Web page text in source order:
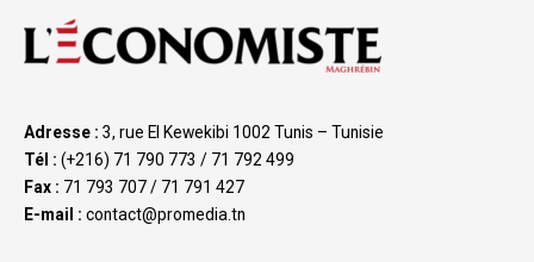
Adresse : 3, rue El Kewekibi 1002 Tunis – Tunisie
Tél : (+216) 71 790 773 / 71 792 499
Fax : 71 793 707 / 71 791 427
E-mail : contact@promedia.tn